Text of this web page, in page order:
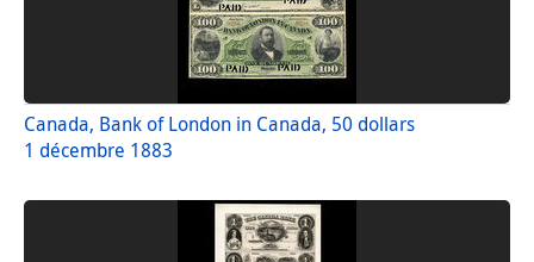
Canada, Bank of London in Canada, 50 dollars
1 décembre 1883